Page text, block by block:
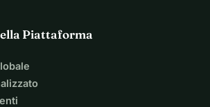
Piattaforma